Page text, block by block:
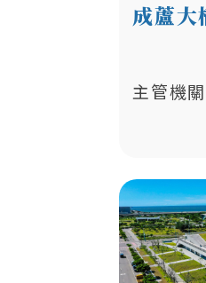
成蘆大
主管機